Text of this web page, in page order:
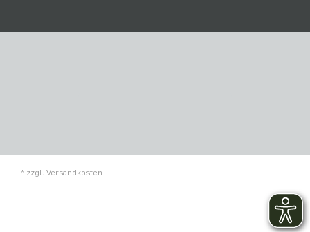
* zzgl. Versandkosten